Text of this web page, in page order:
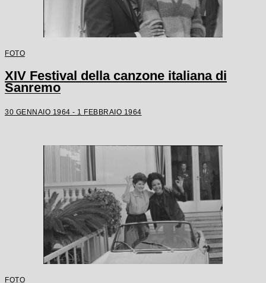
FOTO
XIV Festival della canzone italiana di
Sanremo
30 GENNAIO 1964 - 1 FEBBRAIO 1964
FOTO